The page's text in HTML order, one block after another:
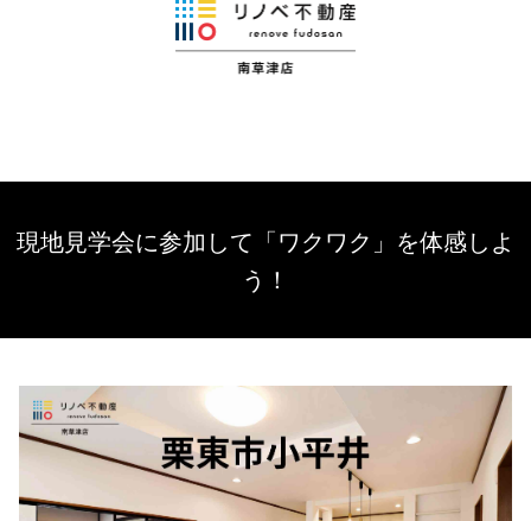
現地見学会に参加して「ワクワク」を体感しよ
う！